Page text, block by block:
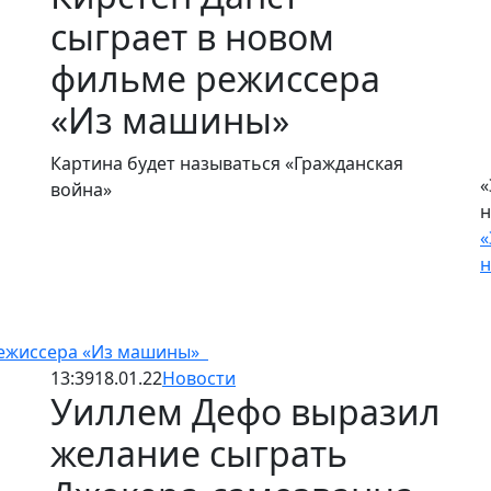
сыграет в новом
фильме режиссера
«Из машины»
Картина будет называться «Гражданская
война»
«Из машины»
13:3918.01.22Новости
Уиллем Дефо выразил
желание сыграть